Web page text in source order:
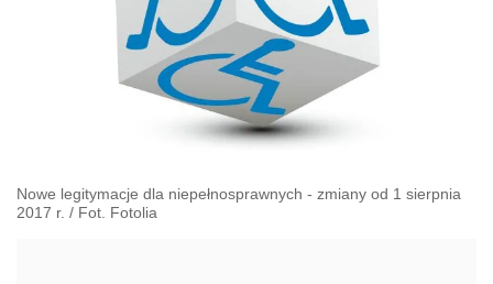
Nowe legitymacje dla niepełnosprawnych - zmiany od 1 sierpnia
2017 r. / Fot. Fotolia